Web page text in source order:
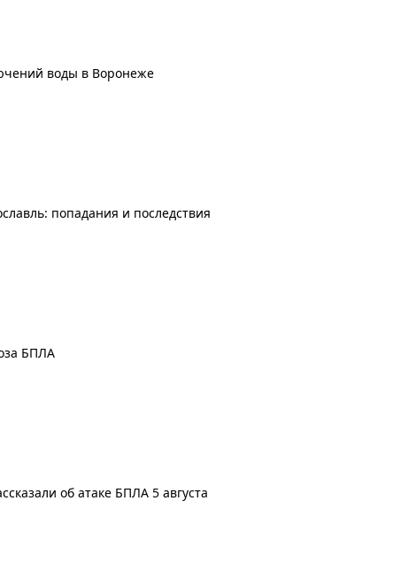
воды в Воронеже
попадания и последствия
БПЛА
об атаке БПЛА 5 августа